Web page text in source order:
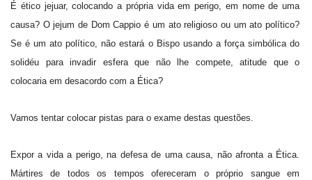
É ético jejuar, colocando a própria vida em perigo, em nome de uma
causa? O jejum de Dom Cappio é um ato religioso ou um ato político?
Se é um ato político, não estará o Bispo usando a força simbólica do
solidéu para invadir esfera que não lhe compete, atitude que o
colocaria em desacordo com a Ética?
Vamos tentar colocar pistas para o exame destas questões.
Expor a vida a perigo, na defesa de uma causa, não afronta a Ética.
Mártires de todos os tempos ofereceram o próprio sangue em